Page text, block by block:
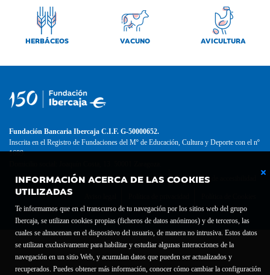
INFORMACIÓN ACERCA DE LAS COOKIES
UTILIZADAS
Te informamos que en el transcurso de tu navegación por los sitios web del grupo
Ibercaja, se utilizan cookies propias (ficheros de datos anónimos) y de terceros, las
cuales se almacenan en el dispositivo del usuario, de manera no intrusiva. Estos datos
se utilizan exclusivamente para habilitar y estudiar algunas interacciones de la
navegación en un sitio Web, y acumulan datos que pueden ser actualizados y
recuperados. Puedes obtener más información, conocer cómo cambiar la configuración
HERBÁCEOS VACUNO AVICULTURA
Fundación Bancaria Ibercaja C.I.F. G-50000652.
Inscrita en el Registro de Fundaciones del Mº de Educación, Cultura y Deporte con el nº
1689.
Contacto
Declaración de accesibilidad